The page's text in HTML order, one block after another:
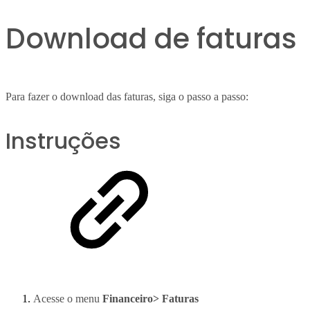
Download de faturas
Para fazer o download das faturas, siga o passo a passo:
Instruções
Acesse o menu Financeiro> Faturas